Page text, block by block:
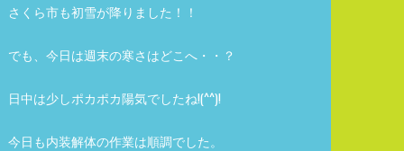
さくら市も初雪が降りました！！
でも、今日は週末の寒さはどこへ・・？
日中は少しポカポカ陽気でしたね!(^^)!
今日も内装解体の作業は順調でした。